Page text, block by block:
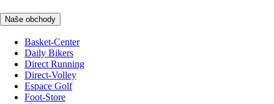
Naše obchody
Basket-Center
Daily Bikers
Direct Running
Direct-Volley
Espace Golf
Foot-Store